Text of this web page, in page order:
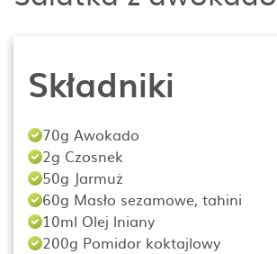
Składniki
70g Awokado
2g Czosnek
50g Jarmuż
60g Masło sezamowe, tahini
10ml Olej lniany
200g Pomidor koktajlowy